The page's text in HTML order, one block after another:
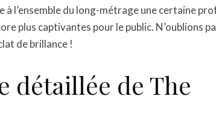
à l’ensemble du long-métrage une certaine
plus captivantes pour le public. N’oublions
de brillance !
détaillée de The